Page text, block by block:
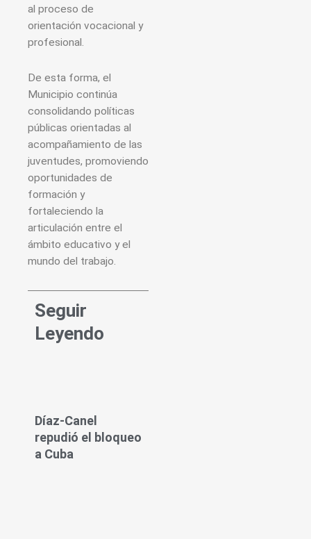
al proceso de
orientación vocacional y
profesional.
De esta forma, el
Municipio continúa
consolidando políticas
públicas orientadas al
acompañamiento de las
juventudes, promoviendo
oportunidades de
formación y
fortaleciendo la
articulación entre el
ámbito educativo y el
mundo del trabajo.
Seguir
Leyendo
Díaz-Canel
repudió el bloqueo
a Cuba